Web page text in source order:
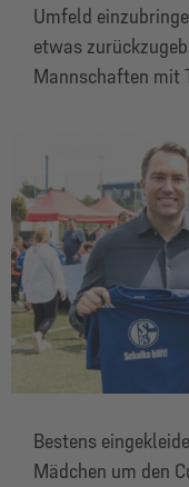
Umfeld
etwas
Mannschaften mit
Bestens
Mädchen um den